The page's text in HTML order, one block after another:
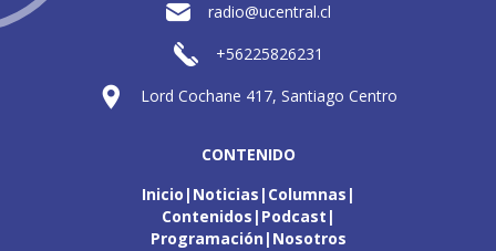
radio@ucentral.cl
+56225826231
Lord Cochane 417, Santiago Centro
CONTENIDO
Inicio Noticias Columnas
Contenidos Podcast
Programación Nosotros